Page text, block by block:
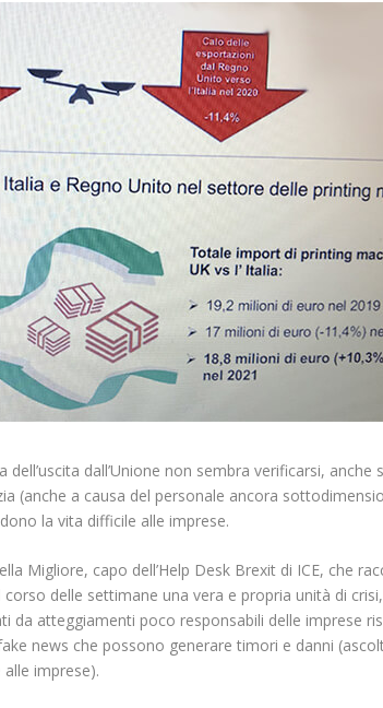
dell’uscita dall’Unione non sembra verificarsi, anche
(anche a causa del personale ancora
la vita difficile alle imprese.
Migliore, capo dell’Help Desk Brexit di ICE, che
delle settimane una vera e propria unità di
da atteggiamenti poco responsabili delle imprese
news che possono generare timori e danni
imprese).